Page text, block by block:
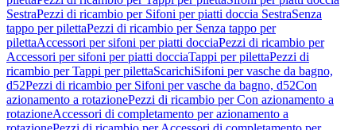
SestraPezzi di ricambio per Sifoni per piatti doccia SestraSenza
tappo per pilettaPezzi di ricambio per Senza tappo per
pilettaAccessori per sifoni per piatti docciaPezzi di ricambio per
Accessori per sifoni per piatti docciaTappi per pilettaPezzi di
ricambio per Tappi per pilettaScarichiSifoni per vasche da bagno,
d52Pezzi di ricambio per Sifoni per vasche da bagno, d52Con
azionamento a rotazionePezzi di ricambio per Con azionamento a
rotazioneAccessori di completamento per azionamento a